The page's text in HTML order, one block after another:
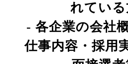
インタビュ
代表メッセ
れてい
- 各企業の会社
仕事内容・採用